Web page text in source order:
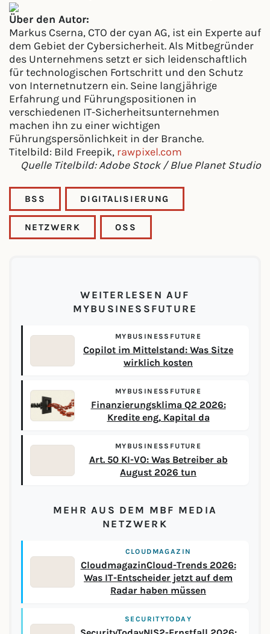
Über den Autor:
Markus Cserna, CTO der cyan AG, ist ein Experte auf
dem Gebiet der Cybersicherheit. Als Mitbegründer
des Unternehmens setzt er sich leidenschaftlich
für technologischen Fortschritt und den Schutz
von Internetnutzern ein. Seine langjährige
Erfahrung und Führungspositionen in
verschiedenen IT-Sicherheitsunternehmen
machen ihn zu einer wichtigen
Führungspersönlichkeit in der Branche.
Titelbild: Bild Freepik, rawpixel.com
Quelle Titelbild: Adobe Stock / Blue Planet Studio
BSS DIGITALISIERUNG
NETZWERK OSS
WEITERLESEN AUF
MYBUSINESSFUTURE
MYBUSINESSFUTURE
Copilot im Mittelstand: Was Sitze
wirklich kosten
MYBUSINESSFUTURE
Finanzierungsklima Q2 2026:
Kredite eng, Kapital da
MYBUSINESSFUTURE
Art. 50 KI-VO: Was Betreiber ab
August 2026 tun
MEHR AUS DEM MBF MEDIA
NETZWERK
CLOUDMAGAZIN
CloudmagazinCloud-Trends 2026:
Was IT-Entscheider jetzt auf dem
Radar haben müssen
SECURITYTODAY